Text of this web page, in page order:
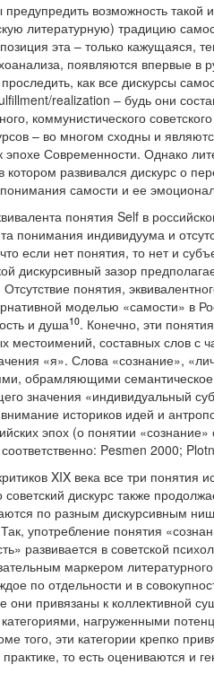
возможность такой
литературную) традицию
эта – только кажущаяся,
появляются впервые в
как все дискурсы
realization – будь они
коммунистического
– во многом сходны и
эпохе Современности. Однако
котором развивался дискурс о
понимания самости и ее
понятия Self в
понимания индивидуума и
если нет понятия, то нет и
дискурсивный зазор
понятия,
моделью «самости» в
и душа10. Конечно, эти
местоимений, составных слов с
«я». Слова «сознание»,
обрамляющими семантическое
значения «индивидуальный
историков идей и
эпох (о понятии
Pesmen 2000;
XIX века все три понятия
советский дискурс также
по разным дискурсивным
употребление понятия
развивается в советской
маркером
по отдельности и в
они привязаны к коллективной
нагруженными
того, эти категории крепко
то есть оцениваются и